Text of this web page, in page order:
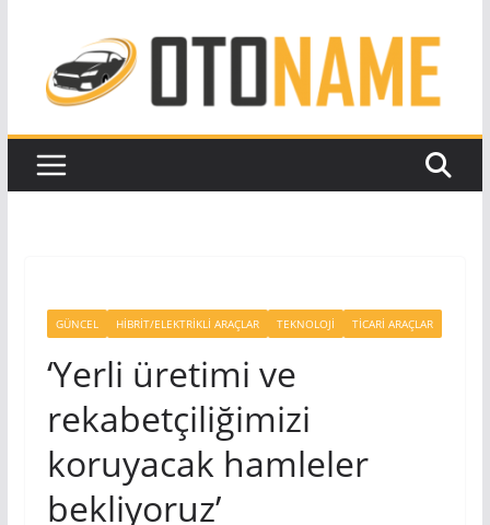
content
GÜNCEL HIBRIT/ELEKTRIKLI ARAÇLAR TEKNOLOJI TICARI ARAÇLAR
‘Yerli üretimi ve
rekabetçiliğimizi
koruyacak hamleler
bekliyoruz’